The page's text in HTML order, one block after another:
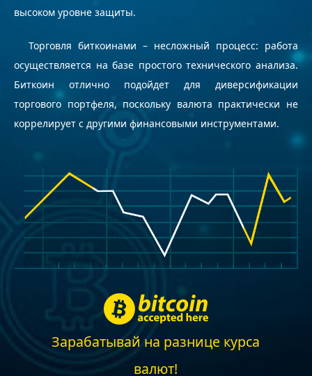
высоком уровне защиты.
Торговля биткоинами – несложный процесс: работа
осуществляется на базе простого технического анализа.
Биткоин отлично подойдет для диверсификации
торгового портфеля, поскольку валюта практически не
коррелирует с другими финансовыми инструментами.
Зарабатывай на разнице курса
валют!